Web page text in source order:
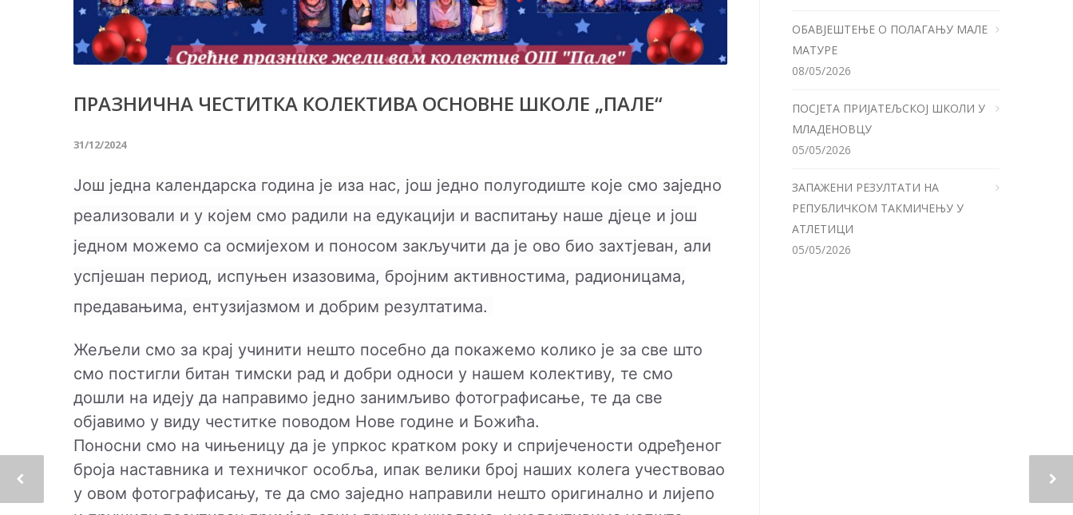
ПРАЗНИЧНА ЧЕСТИТКА КОЛЕКТИВА ОСНОВНЕ ШКОЛЕ „ПАЛЕ“
31/12/2024
Још једна календарска година је иза нас, још једно полугодиште које смо заједно
реализовали и у којем смо радили на едукацији и васпитању наше д‌јеце и још
једном можемо са осмијехом и поносом закључити да је ово био захтјеван, али
успјешан период, испуњен изазовима, бројним активностима, радионицама,
предавањима, ентузијазмом и добрим резултатима.
Жељели смо за крај учинити нешто посебно да покажемо колико је за све што
смо постигли битан тимски рад и добри односи у нашем колективу, те смо
дошли на идеју да направимо једно занимљиво фотографисање, те да све
објавимо у виду честитке поводом Нове године и Божића.
Поносни смо на чињеницу да је упркос кратком року и спријечености одређеног
броја наставника и техничког особља, ипак велики број наших колега учествовао
у овом фотографисању, те да смо заједно направили нешто оригинално и лијепо
ОБАВЈЕШТЕЊЕ О ПОЛАГАЊУ МАЛЕ
МАТУРЕ
08/05/2026
ПОСЈЕТА ПРИЈАТЕЉСКОЈ ШКОЛИ У
МЛАДЕНОВЦУ
05/05/2026
ЗАПАЖЕНИ РЕЗУЛТАТИ НА
РЕПУБЛИЧКОМ ТАКМИЧЕЊУ У
АТЛЕТИЦИ
05/05/2026